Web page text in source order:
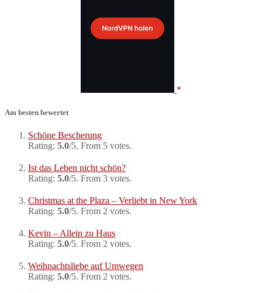
Am besten bewertet
Schöne Bescherung
Rating: 5.0/5. From 5 votes.
Ist das Leben nicht schön?
Rating: 5.0/5. From 3 votes.
Christmas at the Plaza – Verliebt in New York
Rating: 5.0/5. From 2 votes.
Kevin – Allein zu Haus
Rating: 5.0/5. From 2 votes.
Weihnachtsliebe auf Umwegen
Rating: 5.0/5. From 2 votes.